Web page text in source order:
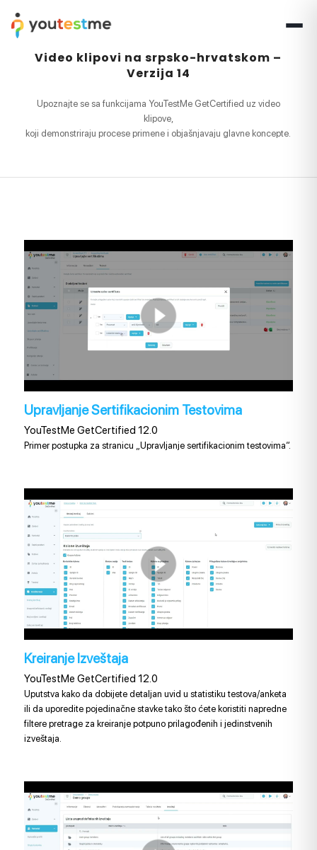
Video klipovi na srpsko-hrvatskom –
Verzija 14
Upoznajte se sa funkcijama YouTestMe GetCertified uz video
klipove,
koji demonstriraju procese primene i objašnjavaju glavne koncepte.
Upravljanje Sertifikacionim Testovima
YouTestMe GetCertified 12.0
Primer postupka za stranicu „Upravljanje sertifikacionim testovima“.
Kreiranje Izveštaja
YouTestMe GetCertified 12.0
Uputstva kako da dobijete detaljan uvid u statistiku testova/anketa
ili da uporedite pojedinačne stavke tako što ćete koristiti napredne
filtere pretrage za kreiranje potpuno prilagođenih i jedinstvenih
izveštaja.